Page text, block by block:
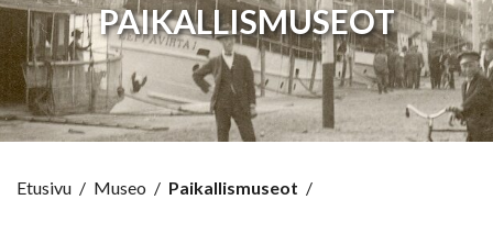
PAIKALLISMUSEOT
Etusivu / Museo / Paikallismuseot /